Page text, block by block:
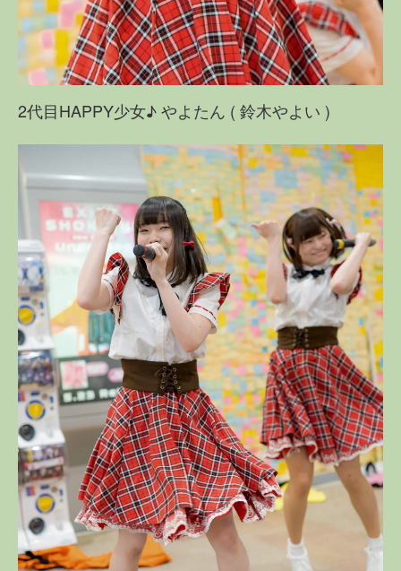
2代目HAPPY少女♪ やよたん ( 鈴木やよい )